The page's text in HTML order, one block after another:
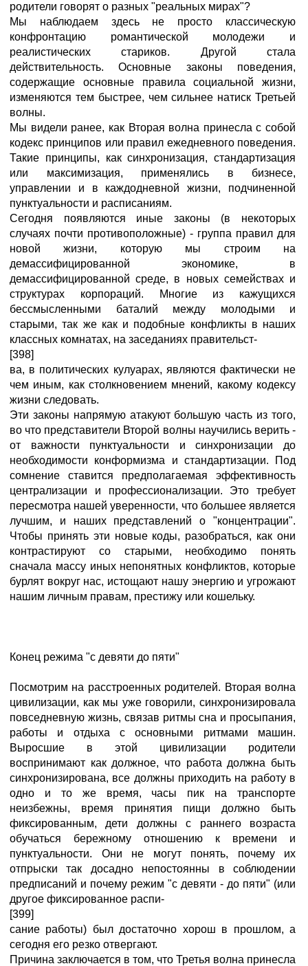
родители говорят о разных "реальных мирах"?
Мы наблюдаем здесь не просто классическую
конфронтацию романтической молодежи и
реалистических стариков. Другой стала
действительность. Основные законы поведения,
содержащие основные правила социальной жизни,
изменяются тем быстрее, чем сильнее натиск Третьей
волны.
Мы видели ранее, как Вторая волна принесла с собой
кодекс принципов или правил ежедневного поведения.
Такие принципы, как синхронизация, стандартизация
или максимизация, применялись в бизнесе,
управлении и в каждодневной жизни, подчиненной
пунктуальности и расписаниям.
Сегодня появляются иные законы (в некоторых
случаях почти противоположные) - группа правил для
новой жизни, которую мы строим на
демассифицированной экономике, в
демассифицированной среде, в новых семействах и
структурах корпораций. Многие из кажущихся
бессмысленными баталий между молодыми и
старыми, так же как и подобные конфликты в наших
классных комнатах, на заседаниях правительст-
[398]
ва, в политических кулуарах, являются фактически не
чем иным, как столкновением мнений, какому кодексу
жизни следовать.
Эти законы напрямую атакуют большую часть из того,
во что представители Второй волны научились верить -
от важности пунктуальности и синхронизации до
необходимости конформизма и стандартизации. Под
сомнение ставится предполагаемая эффективность
централизации и профессионализации. Это требует
пересмотра нашей уверенности, что большее является
лучшим, и наших представлений о "концентрации".
Чтобы принять эти новые коды, разобраться, как они
контрастируют со старыми, необходимо понять
сначала массу иных непонятных конфликтов, которые
бурлят вокруг нас, истощают нашу энергию и угрожают
нашим личным правам, престижу или кошельку.
Конец режима "с девяти до пяти"
Посмотрим на расстроенных родителей. Вторая волна
цивилизации, как мы уже говорили, синхронизировала
повседневную жизнь, связав ритмы сна и просыпания,
работы и отдыха с основными ритмами машин.
Выросшие в этой цивилизации родители
воспринимают как должное, что работа должна быть
синхронизирована, все должны приходить на работу в
одно и то же время, часы пик на транспорте
неизбежны, время принятия пищи должно быть
фиксированным, дети должны с раннего возраста
обучаться бережному отношению к времени и
пунктуальности. Они не могут понять, почему их
отпрыски так досадно непостоянны в соблюдении
предписаний и почему режим "с девяти - до пяти" (или
другое фиксированное распи-
[399]
сание работы) был достаточно хорош в прошлом, а
сегодня его резко отвергают.
Причина заключается в том, что Третья волна принесла